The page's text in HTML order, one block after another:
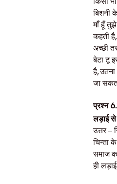
बिशनी
माँ हूँ
कहती है,
अच्छी
बेटा टू
है,
जा
प्रश्न 6.
लड़ाई
उत्तर–
चिन्ता
समाज
ही